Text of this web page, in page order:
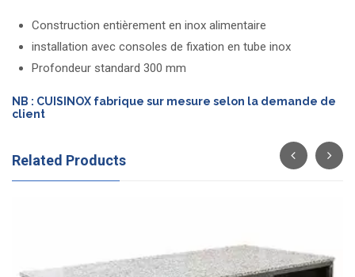
Construction entièrement en inox alimentaire
installation avec consoles de fixation en tube inox
Profondeur standard 300 mm
NB : CUISINOX fabrique sur mesure selon la demande de
client
Related Products